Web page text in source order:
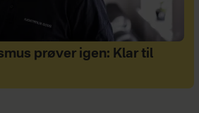
prøver igen: Klar til